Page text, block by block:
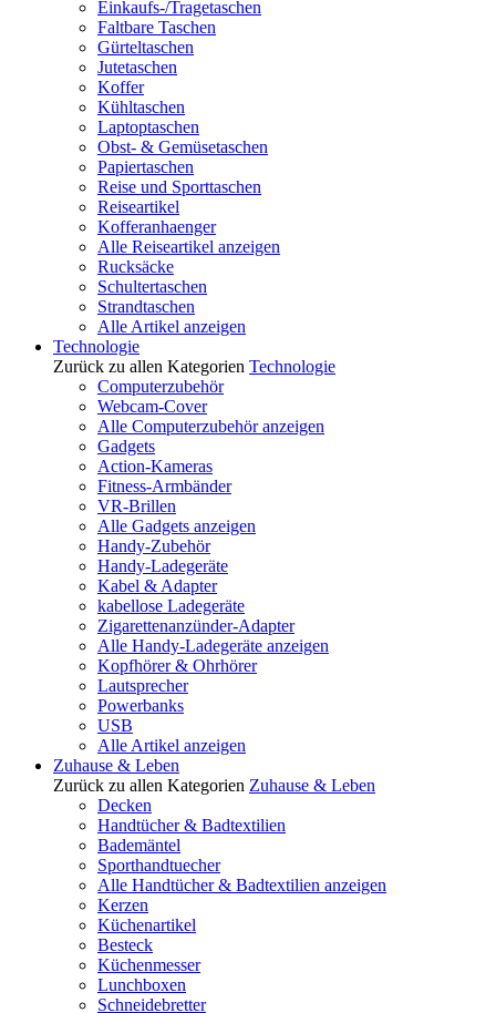
Einkaufs-/Tragetaschen
Faltbare Taschen
Gürteltaschen
Jutetaschen
Koffer
Kühltaschen
Laptoptaschen
Obst- & Gemüsetaschen
Papiertaschen
Reise und Sporttaschen
Reiseartikel
Kofferanhaenger
Alle Reiseartikel anzeigen
Rucksäcke
Schultertaschen
Strandtaschen
Alle Artikel anzeigen
Technologie
Zurück zu allen Kategorien Technologie
Computerzubehör
Webcam-Cover
Alle Computerzubehör anzeigen
Gadgets
Action-Kameras
Fitness-Armbänder
VR-Brillen
Alle Gadgets anzeigen
Handy-Zubehör
Handy-Ladegeräte
Kabel & Adapter
kabellose Ladegeräte
Zigarettenanzünder-Adapter
Alle Handy-Ladegeräte anzeigen
Kopfhörer & Ohrhörer
Lautsprecher
Powerbanks
USB
Alle Artikel anzeigen
Zuhause & Leben
Zurück zu allen Kategorien Zuhause & Leben
Decken
Handtücher & Badtextilien
Bademäntel
Sporthandtuecher
Alle Handtücher & Badtextilien anzeigen
Kerzen
Küchenartikel
Besteck
Küchenmesser
Lunchboxen
Schneidebretter